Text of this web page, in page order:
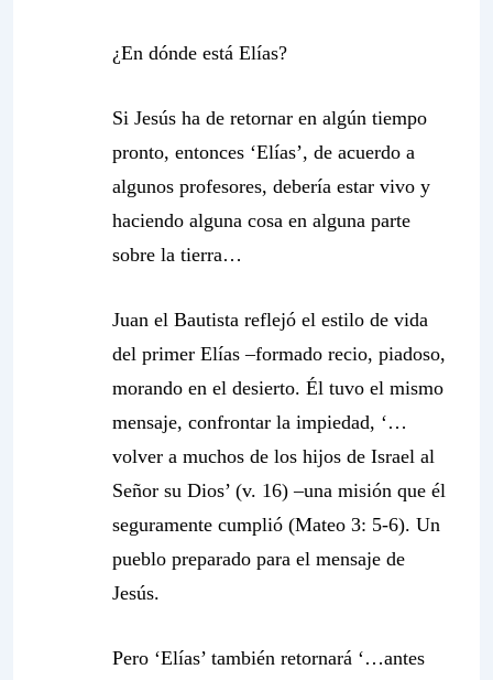
¿En dónde está Elías?
Si Jesús ha de retornar en algún tiempo
pronto, entonces ‘Elías’, de acuerdo a
algunos profesores, debería estar vivo y
haciendo alguna cosa en alguna parte
sobre la tierra…
Juan el Bautista reflejó el estilo de vida
del primer Elías –formado recio, piadoso,
morando en el desierto. Él tuvo el mismo
mensaje, confrontar la impiedad, ‘…
volver a muchos de los hijos de Israel al
Señor su Dios’ (v. 16) –una misión que él
seguramente cumplió (Mateo 3: 5-6). Un
pueblo preparado para el mensaje de
Jesús.
Pero ‘Elías’ también retornará ‘…antes